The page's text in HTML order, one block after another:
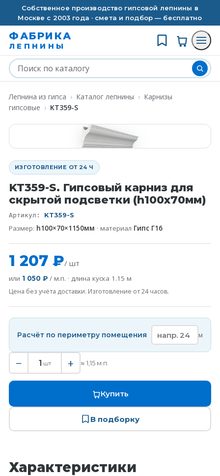
Собственное производство гипсовой лепнины в
Москве с 2003 года · смета и подбор — бесплатно
ФАБРИКА
ЛЕПНИНЫ
Лепнина из гипса › Каталог лепнины › Карнизы
гипсовые › KT359-S
ИЗГОТОВЛЕНИЕ ОТ 24 Ч
KT359-S. Гипсовый карниз для
скрытой подсветки (h100x70мм)
Артикул: KT359-S
Размер: h100×70×1150мм · материал Гипс Г16
1 207 ₽/ шт
или 1 050 ₽ / м.п. · длина куска 1.15 м
Цена без учёта доставки. Изготовление от 24 часов.
Расчёт по периметру помещения м
− 1 шт + ≈ 1,15 м.п.
Купить
В подборку
Характеристики